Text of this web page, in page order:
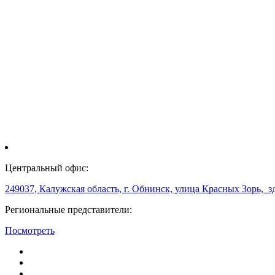
Центральный офис:
249037, Калужская область, г. Обнинск, улица Красных Зорь,
Региональные представители:
Посмотреть